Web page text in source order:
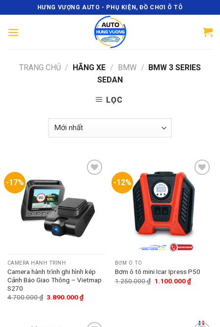
content
HƯNG VƯỢNG AUTO - PHỤ KIỆN, ĐỒ CHƠI Ô TÔ
TRANG CHỦ / HÃNG XE / BMW / BMW 3 SERIES
SEDAN
LỌC
-17%
CAMERA HÀNH TRÌNH
Camera hành trình ghi hình kép
Cảnh Báo Giao Thông – Vietmap
S270
4.700.000₫ 3.890.000₫
-12%
wishlist
BƠM Ô TÔ
Bơm ô tô mini Icar Ipress P50
1.250.000₫ 1.100.000₫